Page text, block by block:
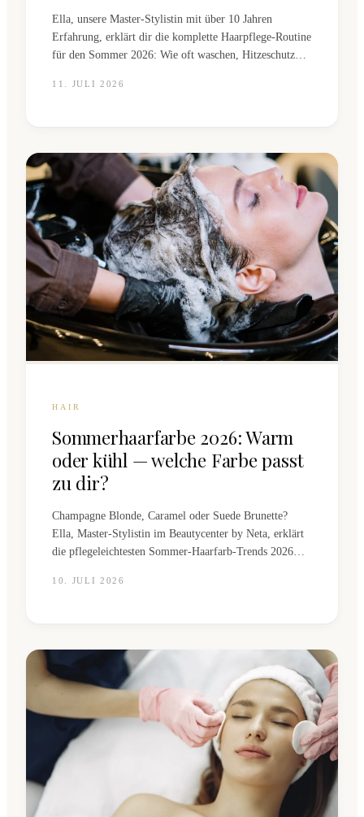
Ella, unsere Master-Stylistin mit über 10 Jahren
Erfahrung, erklärt dir die komplette Haarpflege-Routine
für den Sommer 2026: Wie oft waschen, Hitzeschutz
häufigsten Fehler, die dein Haar ruinieren.
11. JULI 2026
HAIR
Sommerhaarfarbe 2026: Warm
oder kühl — welche Farbe passt
zu dir?
Champagne Blonde, Caramel oder Suede Brunette?
Ella, Master-Stylistin im Beautycenter by Neta, erklärt
die pflegeleichtesten Sommer-Haarfarb-Trends 2026
mit konkreten Pflegeintervallen.
10. JULI 2026